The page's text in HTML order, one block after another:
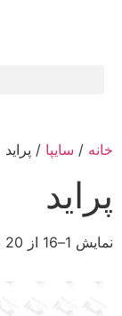
خانه / سایپا / پراید
پراید
نمایش 1–16 از 20 نتیجه